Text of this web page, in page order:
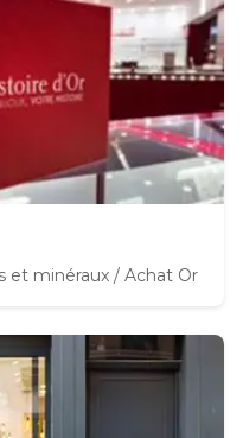
et minéraux / Achat Or